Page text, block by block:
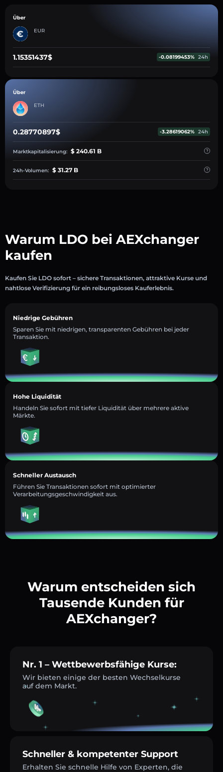
Über
EUR
1.15351437$ -0.08199453% 24h
Über
ETH
0.28770897$ -3.28619062% 24h
Marktkapitalisierung: $ 240.61 B
24h-Volumen: $ 31.27 B
Warum LDO bei AEXchanger
kaufen
Kaufen Sie LDO sofort – sichere Transaktionen, attraktive Kurse und
nahtlose Verifizierung für ein reibungsloses Kauferlebnis.
Niedrige Gebühren
Sparen Sie mit niedrigen, transparenten Gebühren bei jeder
Transaktion.
Hohe Liquidität
Handeln Sie sofort mit tiefer Liquidität über mehrere aktive
Märkte.
Schneller Austausch
Führen Sie Transaktionen sofort mit optimierter
Verarbeitungsgeschwindigkeit aus.
Warum entscheiden sich
Tausende Kunden für
AEXchanger?
Nr. 1 – Wettbewerbsfähige Kurse:
Wir bieten einige der besten Wechselkurse
auf dem Markt.
Schneller & kompetenter Support
Erhalten Sie schnelle Hilfe von Experten, die